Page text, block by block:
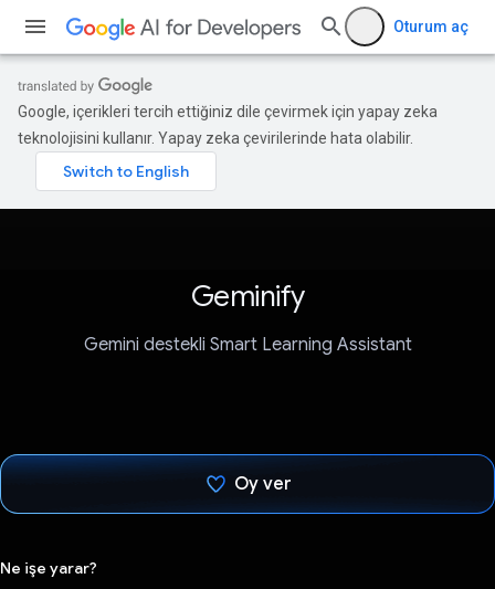
Oturum aç
Google, içerikleri tercih ettiğiniz dile çevirmek için yapay zeka
teknolojisini kullanır. Yapay zeka çevirilerinde hata olabilir.
Geminify
Gemini destekli Smart Learning Assistant
Oy ver
Ne işe yarar?